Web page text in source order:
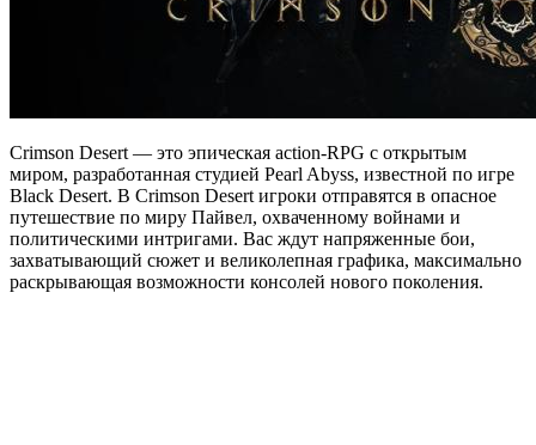
Crimson Desert — это эпическая action-RPG с открытым
миром, разработанная студией Pearl Abyss, известной по игре
Black Desert. В Crimson Desert игроки отправятся в опасное
путешествие по миру Пайвел, охваченному войнами и
политическими интригами. Вас ждут напряженные бои,
захватывающий сюжет и великолепная графика, максимально
раскрывающая возможности консолей нового поколения.